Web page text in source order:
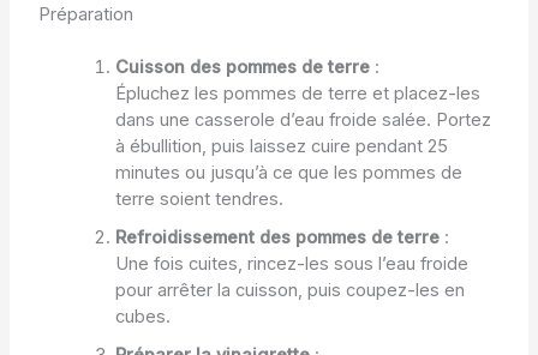
Préparation
Cuisson des pommes de terre:
Épluchez les pommes de terre et placez-les
dans une casserole d’eau froide salée. Portez
à ébullition, puis laissez cuire pendant 25
minutes ou jusqu’à ce que les pommes de
terre soient tendres.
Refroidissement des pommes de terre:
Une fois cuites, rincez-les sous l’eau froide
pour arrêter la cuisson, puis coupez-les en
cubes.